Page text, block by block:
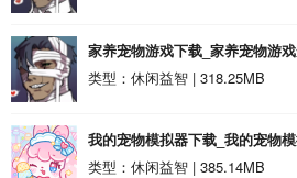
家养宠物游戏下载_家养宠物游
类型：休闲益智 | 318.25MB
我的宠物模拟器下载_我的宠物
类型：休闲益智 | 385.14MB